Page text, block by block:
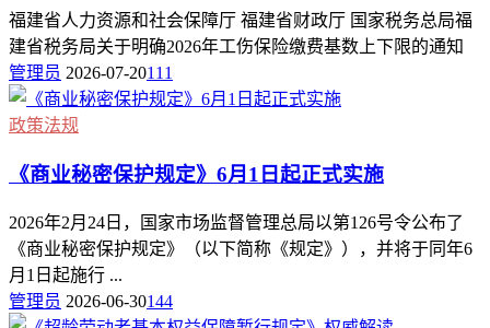
福建省人力资源和社会保障厅 福建省财政厅 国家税务总局福
建省税务局关于明确2026年工伤保险缴费基数上下限的通知
管理员 2026-07-20111
政策法规
《商业秘密保护规定》6月1日起正式实施
2026年2月24日，国家市场监督管理总局以第126号令公布了
《商业秘密保护规定》（以下简称《规定》），并将于同年6
月1日起施行 ...
管理员 2026-06-30144